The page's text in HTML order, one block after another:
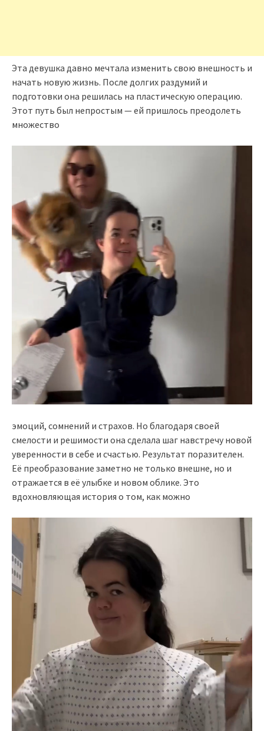
Эта девушка давно мечтала изменить свою внешность и
начать новую жизнь. После долгих раздумий и
подготовки она решилась на пластическую операцию.
Этот путь был непростым — ей пришлось преодолеть
множество
эмоций, сомнений и страхов. Но благодаря своей
смелости и решимости она сделала шаг навстречу новой
уверенности в себе и счастью. Результат поразителен.
Её преобразование заметно не только внешне, но и
отражается в её улыбке и новом облике. Это
вдохновляющая история о том, как можно